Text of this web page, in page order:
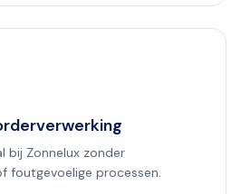
bij Zonnelux zonder
foutgevoelige processen.